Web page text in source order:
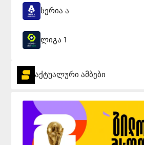
სერია ა
ლიგა 1
აქტუალური ამბები